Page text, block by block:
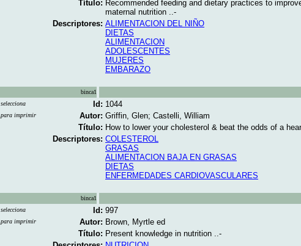
Título: Recommended feeding and dietary practices to
maternal nutrition ..-
Descriptores: ALIMENTACION DEL NIÑO
DIETAS
ALIMENTACION
ADOLESCENTES
MUJERES
EMBARAZO
binca1
selecciona
para imprimir
Id: 1044
Autor: Griffin, Glen; Castelli, William
Título: How to lower your cholesterol & beat the odds of a
Descriptores: COLESTEROL
GRASAS
ALIMENTACION BAJA EN GRASAS
DIETAS
ENFERMEDADES CARDIOVASCULARES
binca1
selecciona
para imprimir
Id: 997
Autor: Brown, Myrtle ed
Título: Present knowledge in nutrition ..-